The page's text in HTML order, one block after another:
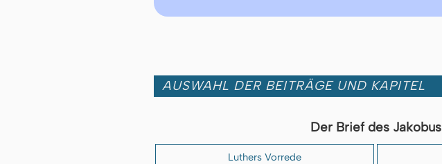
AUSWAHL DER BEITRÄGE UND KAPITEL
Der Brief des Jakobus
Luthers Vorrede